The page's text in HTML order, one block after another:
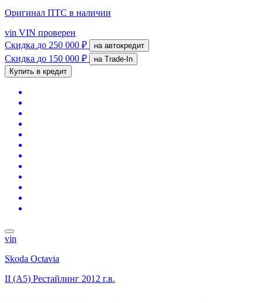
Оригинал ПТС в наличии
vin VIN проверен
Скидка до 250 000 ₽ на автокредит
Скидка до 150 000 ₽
на Trade-In
Купить в кредит
vin
Skoda Octavia
II (A5) Рестайлинг 2012 г.в.